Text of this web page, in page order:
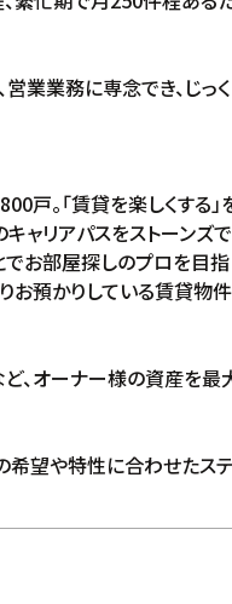
業業務に専念でき、じっ
。「賃貸を楽しくする」
ャリアパスをストーンズ
お部屋探しのプロを目指
お預かりしている賃貸物
ど、オーナー様の資産を
希望や特性に合わせたス